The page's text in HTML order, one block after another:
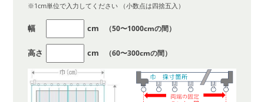
※1cm単位で入力してください （小数点は四捨五入）
幅 cm （50〜1000cmの間）
高さ cm （60〜300cmの間）